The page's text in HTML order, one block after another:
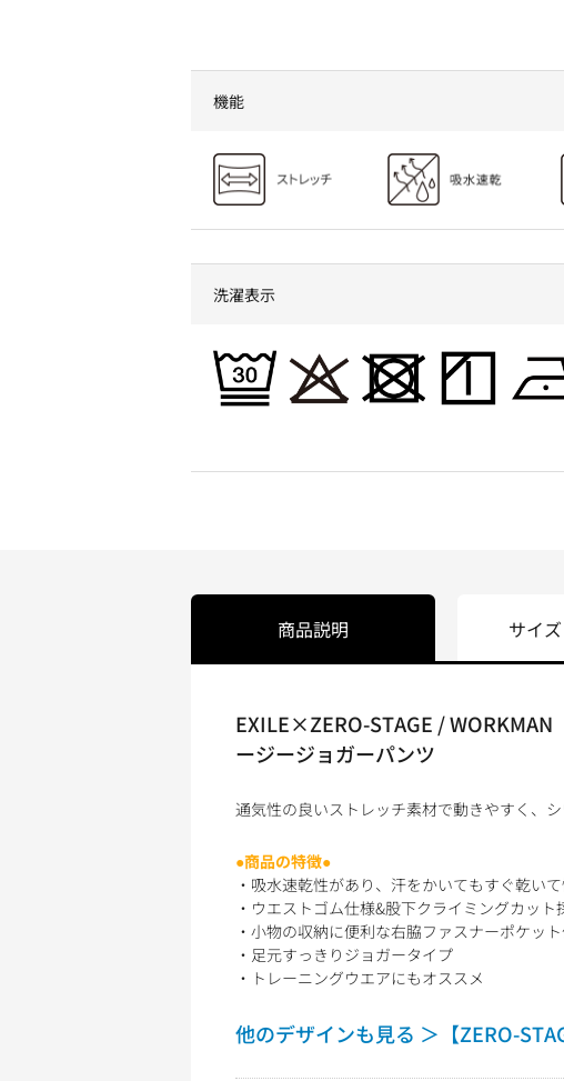
機能
洗濯表示
商品説明
EXILE×ZERO-STAGE /
ージージョガーパンツ
通気性の良いストレッチ素材で動きやすく、
●商品の特徴●
・吸水速乾性があり、汗をかいてもすぐ乾い
・ウエストゴム仕様&股下クライミングカット
・小物の収納に便利な右脇ファスナーポケッ
・足元すっきりジョガータイプ
・トレーニングウエアにもオススメ
他のデザインも見る ＞【ZERO-
サイ